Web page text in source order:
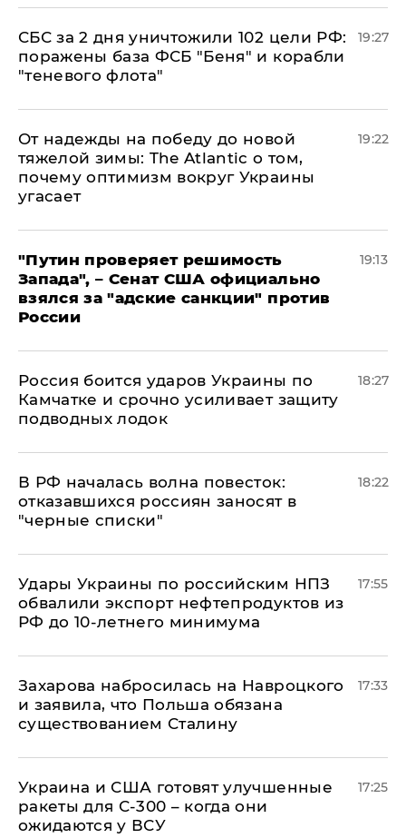
СБС за 2 дня уничтожили 102 цели РФ:
поражены база ФСБ "Беня" и корабли
"теневого флота"
19:27
От надежды на победу до новой
тяжелой зимы: The Atlantic о том,
почему оптимизм вокруг Украины
угасает
19:22
"Путин проверяет решимость
Запада", – Сенат США официально
взялся за "адские санкции" против
России
19:13
Россия боится ударов Украины по
Камчатке и срочно усиливает защиту
подводных лодок
18:27
​В РФ началась волна повесток:
отказавшихся россиян заносят в
"черные списки"
18:22
Удары Украины по российским НПЗ
обвалили экспорт нефтепродуктов из
РФ до 10-летнего минимума
17:55
​Захарова набросилась на Навроцкого
и заявила, что Польша обязана
существованием Сталину
17:33
Украина и США готовят улучшенные
ракеты для С-300 – когда они
ожидаются у ВСУ
17:25